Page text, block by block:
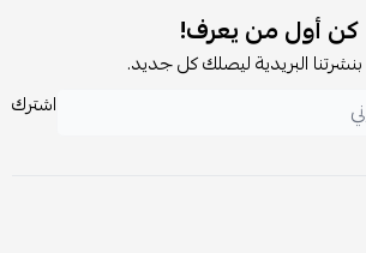
مبللة قليلًا للبقع الخفيفة
القوية للحفاظ على جودة الجلد
كن أول من يعرف!
البريدية ليصلك كل جديد.
اشترك